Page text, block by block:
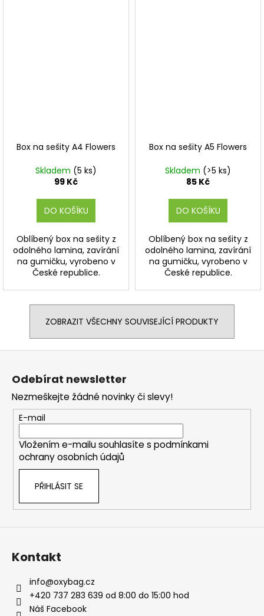
Box na sešity A4 Flowers
Skladem (5 ks)
99 Kč
DO KOŠÍKU
Oblíbený box na sešity z
odolného lamina, zavírání
na gumičku, vyrobeno v
České republice.
Box na sešity A5 Flowers
Skladem (>5 ks)
85 Kč
DO KOŠÍKU
Oblíbený box na sešity z
odolného lamina, zavírání
na gumičku, vyrobeno v
České republice.
ZOBRAZIT VŠECHNY SOUVISEJÍCÍ PRODUKTY
Z
Odebírat newsletter
Nezmeškejte žádné novinky či slevy!
E-mail
Vložením e-mailu souhlasíte s podmínkami
ochrany osobních údajů
PŘIHLÁSIT SE
Kontakt
info@oxybag.cz
+420 737 283 639 od 8:00 do 15:00 hod
Náš Facebook